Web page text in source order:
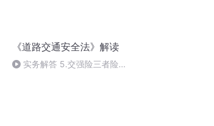
《道路交通安全法》解读
实务解答 5.交强险三者险的